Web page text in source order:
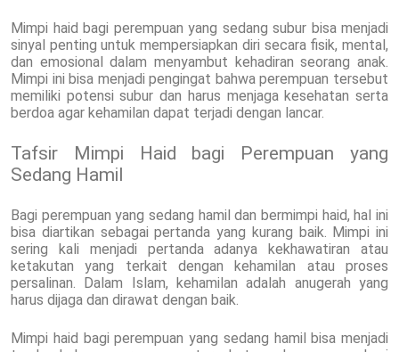
Mimpi haid bagi perempuan yang sedang subur bisa menjadi
sinyal penting untuk mempersiapkan diri secara fisik, mental,
dan emosional dalam menyambut kehadiran seorang anak.
Mimpi ini bisa menjadi pengingat bahwa perempuan tersebut
memiliki potensi subur dan harus menjaga kesehatan serta
berdoa agar kehamilan dapat terjadi dengan lancar.
Tafsir Mimpi Haid bagi Perempuan yang
Sedang Hamil
Bagi perempuan yang sedang hamil dan bermimpi haid, hal ini
bisa diartikan sebagai pertanda yang kurang baik. Mimpi ini
sering kali menjadi pertanda adanya kekhawatiran atau
ketakutan yang terkait dengan kehamilan atau proses
persalinan. Dalam Islam, kehamilan adalah anugerah yang
harus dijaga dan dirawat dengan baik.
Mimpi haid bagi perempuan yang sedang hamil bisa menjadi